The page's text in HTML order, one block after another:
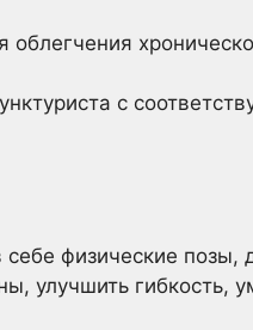
с
физические позы,
гибкость,